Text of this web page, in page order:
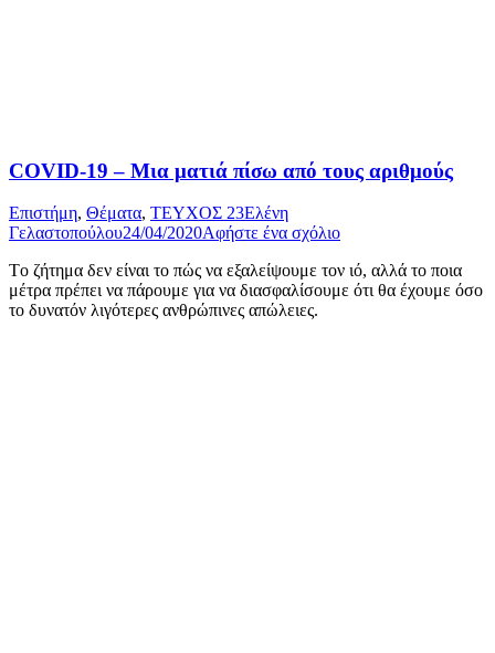
COVID-19 – Μια ματιά πίσω από τους αριθμούς
Επιστήμη, Θέματα, ΤΕΥΧΟΣ 23Ελένη
Γελαστοπούλου24/04/2020Αφήστε ένα σχόλιο
Tο ζήτημα δεν είναι το πώς να εξαλείψουμε τον ιό, αλλά το ποια
μέτρα πρέπει να πάρουμε για να διασφαλίσουμε ότι θα έχουμε όσο
το δυνατόν λιγότερες ανθρώπινες απώλειες.